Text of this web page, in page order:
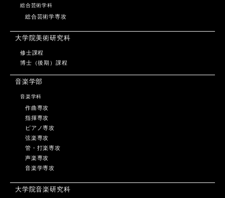
総合芸術学科
総合芸術学専攻
大学院美術研究科
修士課程
博士（後期）課程
音楽学部
音楽学科
作曲専攻
指揮専攻
ピアノ専攻
弦楽専攻
管・打楽専攻
声楽専攻
音楽学専攻
大学院音楽研究科